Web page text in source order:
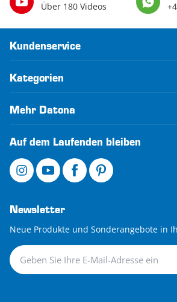
Über 180 Videos
Kundenservice
Kategorien
Mehr Datona
Auf dem Laufenden bleiben
Newsletter
Neue Produkte und Sonderangebote in
Newsletter